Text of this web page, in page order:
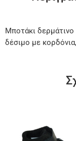
Μποτάκι
δέσιμο με